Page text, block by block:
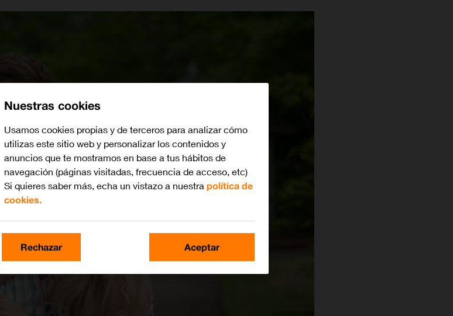
Nuestras cookies
Usamos cookies propias y de terceros para analizar cómo
utilizas este sitio web y personalizar los contenidos y
anuncios que te mostramos en base a tus hábitos de
navegación (páginas visitadas, frecuencia de acceso, etc)
Si quieres saber más, echa un vistazo a nuestra política de
cookies.
Rechazar Aceptar